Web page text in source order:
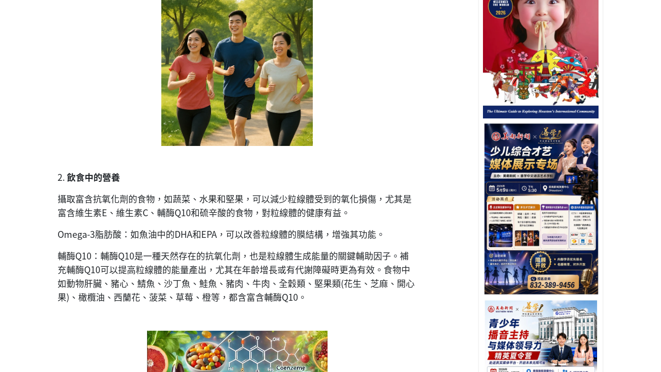
2.飲食中的營養
攝取富含抗氧化劑的食物，如蔬菜、水果和堅果，可以減少粒線體受到的氧化損傷，尤其是
富含維生素E、維生素C、輔酶Q10和硫辛酸的食物，對粒線體的健康有益。
Omega-3脂肪酸：如魚油中的DHA和EPA，可以改善粒線體的膜結構，增強其功能。
輔酶Q10：輔酶Q10是一種天然存在的抗氧化劑，也是粒線體生成能量的關鍵輔助因子。補
充輔酶Q10可以提高粒線體的能量產出，尤其在年齡增長或有代謝障礙時更為有效。食物中
如動物肝臟、豬心、鯖魚、沙丁魚、鮭魚、豬肉、牛肉、全穀類、堅果類(花生、芝麻、開心
果)、橄欖油、西蘭花、菠菜、草莓、橙等，都含富含輔酶Q10。